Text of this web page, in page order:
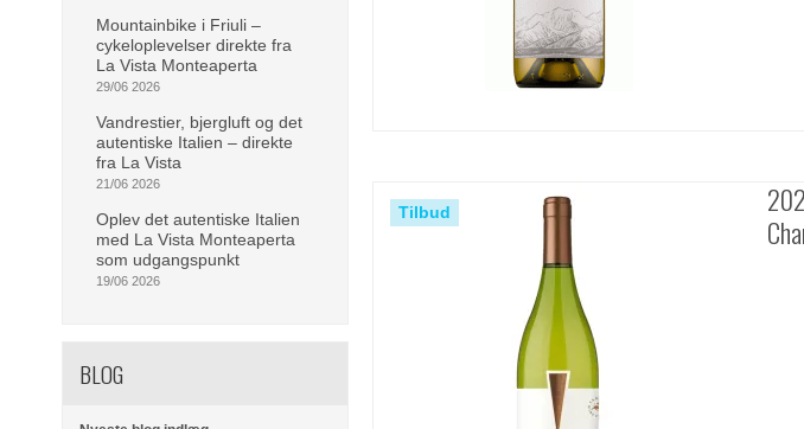
Mountainbike i Friuli –
cykeloplevelser direkte fra
La Vista Monteaperta
29/06 2026
Vandrestier, bjergluft og det
autentiske Italien – direkte
fra La Vista
21/06 2026
Oplev det autentiske Italien
med La Vista Monteaperta
som udgangspunkt
19/06 2026
BLOG
Tilbud